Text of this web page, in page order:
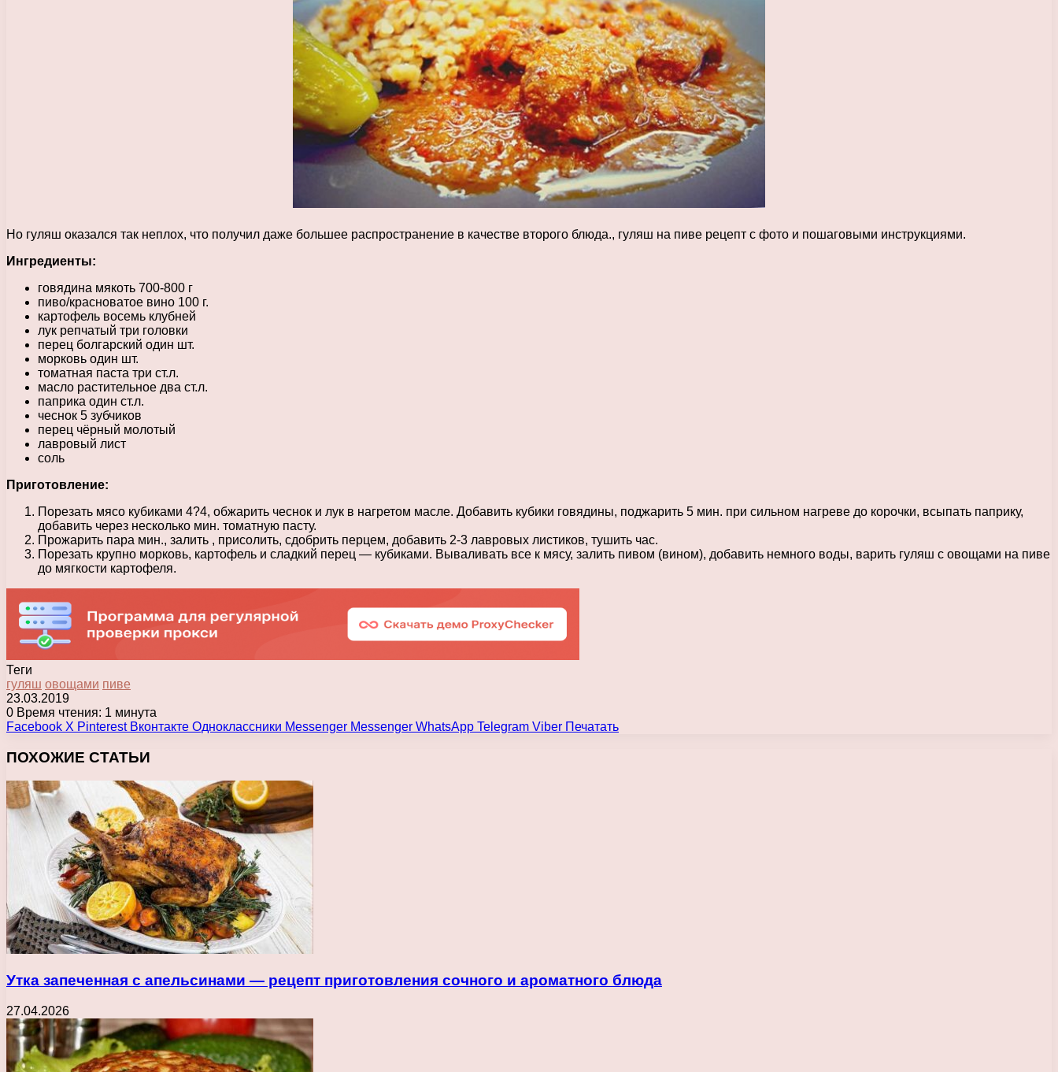
Но гуляш оказался так неплох, что получил даже большее распространение в качестве второго блюда., гуляш на пиве рецепт с фото и пошаговыми инструкциями.
Ингредиенты:
говядина мякоть 700-800 г
пиво/красноватое вино 100 г.
картофель восемь клубней
лук репчатый три головки
перец болгарский один шт.
морковь один шт.
томатная паста три ст.л.
масло растительное два ст.л.
паприка один ст.л.
чеснок 5 зубчиков
перец чёрный молотый
лавровый лист
соль
Приготовление:
Порезать мясо кубиками 4?4, обжарить чеснок и лук в нагретом масле. Добавить кубики говядины, поджарить 5 мин. при сильном нагреве до корочки, всыпать паприку,
добавить через несколько мин. томатную пасту.
Прожарить пара мин., залить , присолить, сдобрить перцем, добавить 2-3 лавровых листиков, тушить час.
Порезать крупно морковь, картофель и сладкий перец — кубиками. Вываливать все к мясу, залить пивом (вином), добавить немного воды, варить гуляш с овощами на пиве
до мягкости картофеля.
Теги
гуляш овощами пиве
23.03.2019
0 Время чтения: 1 минута
Facebook X Pinterest Вконтакте Одноклассники Messenger Messenger WhatsApp Telegram Viber Печатать
ПОХОЖИЕ СТАТЬИ
Утка запеченная с апельсинами — рецепт приготовления сочного и ароматного блюда
27.04.2026